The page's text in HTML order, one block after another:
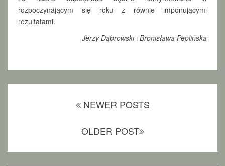
rozpoczynającym się roku z równie imponującymi
rezultatami.
Jerzy Dąbrowskii Bronisława Peplińska
NEWER POSTS
OLDER POST